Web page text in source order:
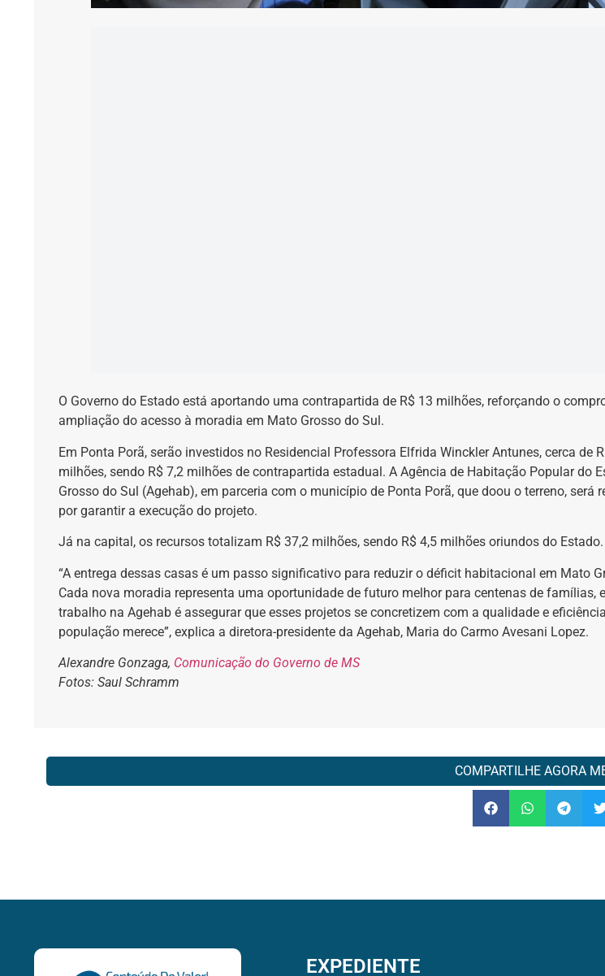
O Governo do Estado está aportando uma contrapartida de R$ 13 milhões, reforçando o
ampliação do acesso à moradia em Mato Grosso do Sul.
Em Ponta Porã, serão investidos no Residencial Professora Elfrida Winckler Antunes, cerca de
milhões, sendo R$ 7,2 milhões de contrapartida estadual. A Agência de Habitação Popular do
Grosso do Sul (Agehab), em parceria com o município de Ponta Porã, que doou o terreno, será
por garantir a execução do projeto.
Já na capital, os recursos totalizam R$ 37,2 milhões, sendo R$ 4,5 milhões oriundos do Estado.
“A entrega dessas casas é um passo significativo para reduzir o déficit habitacional em Mato
Cada nova moradia representa uma oportunidade de futuro melhor para centenas de famílias,
trabalho na Agehab é assegurar que esses projetos se concretizem com a qualidade e
população merece”, explica a diretora-presidente da Agehab, Maria do Carmo Avesani Lopez.
Alexandre Gonzaga, Comunicação do Governo de MS
Fotos: Saul Schramm
COMPARTILHE AGORA
EXPEDIENTE